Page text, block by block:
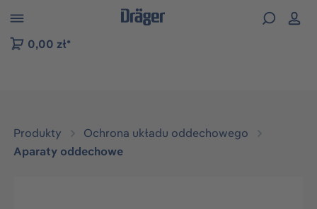
do nawigacji na platformie B2B
0,00 zł*
Produkty
Ochrona układu oddechowego
Aparaty oddechowe